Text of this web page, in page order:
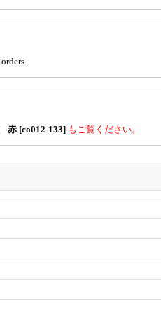
赤 [co012-133] もご覧ください。